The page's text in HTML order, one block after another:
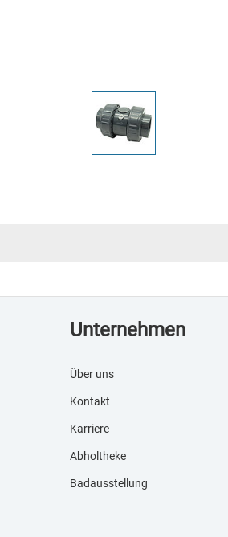
Unternehmen
Über uns
Kontakt
Karriere
Abholtheke
Badausstellung